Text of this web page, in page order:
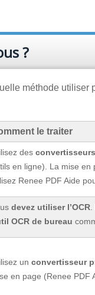
?
méthode utiliser
le traiter
des
en ligne). La mise en
Renee PDF Aide
devez utiliser l’OCR
OCR de bureau
un convertisseur
en page (Renee PDF